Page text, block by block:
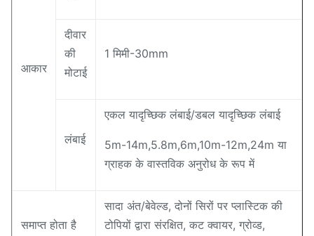
आकार
दीवार
की
मोटाई
1 मिमी-30mm
लंबाई
एकल यादृच्छिक लंबाई/डबल यादृच्छिक लंबाई
5m-14m,5.8m,6m,10m-12m,24m या
ग्राहक के वास्तविक अनुरोध के रूप में
समाप्त होता है
सादा अंत/बेवेल्ड, दोनों सिरों पर प्लास्टिक की
टोपियों द्वारा संरक्षित, कट क्वायर, ग्रोव्ड,